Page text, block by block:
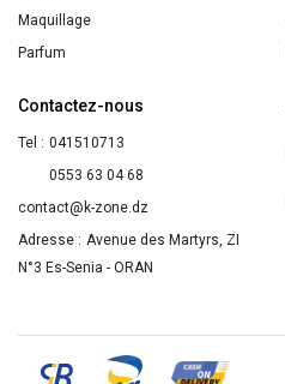
Maquillage
Parfum
Contactez-nous
Tel : 041510713
0553 63 04 68
contact@k-zone.dz
Adresse : Avenue des Martyrs, ZI
N°3 Es-Senia - ORAN